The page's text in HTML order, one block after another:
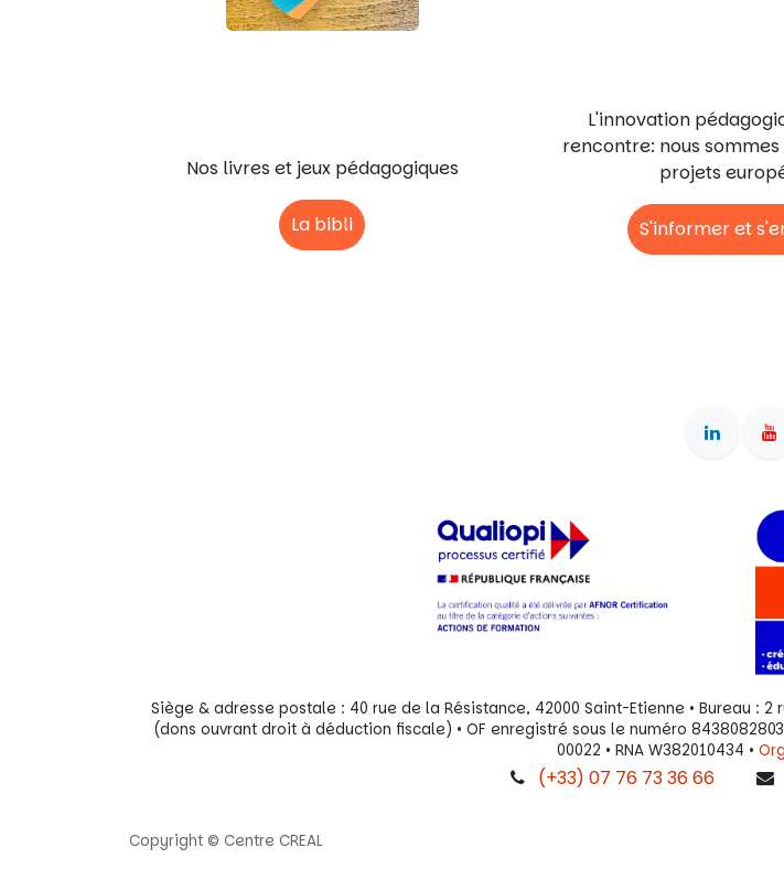
Nos livres et jeux pédagogiques
La bibli
L'innovation
rencontre: nous
projets
S'informer et
Siège & adresse postale : 40 rue de la Résistance, 42000 Saint-Etienne • Bureau :
(dons ouvrant droit à déduction fiscale) • OF enregistré sous le numéro
00022 • RNA W382010434 •
(+33) 07 76 73 36 66
Copyright © Centre CREAL